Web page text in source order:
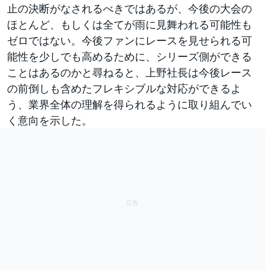
止の決断がなされるべきではあるが、今後の大会の
ほとんど、もしくは全てが雨に見舞われる可能性も
ゼロではない。今後ファンにレースを見せられる可
能性を少しでも高めるために、シリーズ側ができる
ことはあるのかと尋ねると、上野社長は今後レース
の前倒しも含めたフレキシブルな対応ができるよ
う、業界全体の理解を得られるように取り組んでい
く意向を示した。